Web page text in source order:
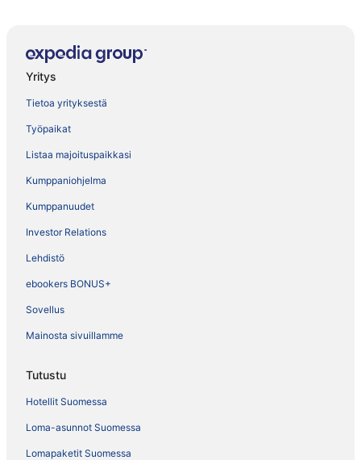
Yritys
Tietoa yrityksestä
Työpaikat
Listaa majoituspaikkasi
Kumppaniohjelma
Kumppanuudet
Investor Relations
Lehdistö
ebookers BONUS+
Sovellus
Mainosta sivuillamme
Tutustu
Hotellit Suomessa
Loma-asunnot Suomessa
Lomapaketit Suomessa